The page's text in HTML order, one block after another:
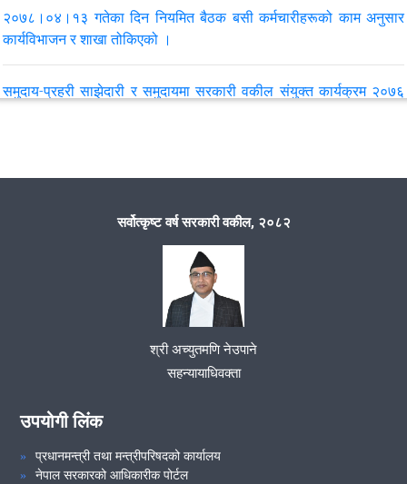
२०७८।०४।१३ गतेका दिन नियमित बैठक बसी कर्मचारीहरूको काम अनुसार
कार्यविभाजन र शाखा तोकिएको ।
समुदाय-प्रहरी साझेदारी र समुदायमा सरकारी वकील संयुक्त कार्यक्रम २०७६
सर्वोत्कृष्ट वर्ष सरकारी वकील, २०८२
श्री अच्युतमणि नेउपाने
सहन्यायाधिवक्ता
उपयोगी लिंक
प्रधानमन्त्री तथा मन्त्रीपरिषदको कार्यालय
नेपाल सरकारको आधिकारीक पोर्टल